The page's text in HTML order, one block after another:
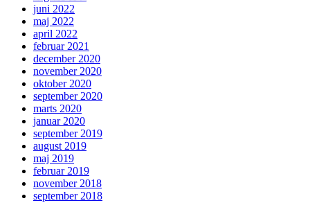
juni 2022
maj 2022
april 2022
februar 2021
december 2020
november 2020
oktober 2020
september 2020
marts 2020
januar 2020
september 2019
august 2019
maj 2019
februar 2019
november 2018
september 2018